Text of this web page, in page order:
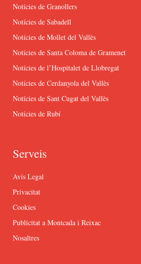
Notícies de Granollers
Notícies de Sabadell
Notícies de Mollet del Vallès
Notícies de Santa Coloma de Gramenet
Notícies de l’Hospitalet de Llobregat
Notícies de Cerdanyola del Vallès
Notícies de Sant Cugat del Vallès
Notícies de Rubí
Serveis
Avís Legal
Privacitat
Cookies
Publicitat a Montcada i Reixac
Nosaltres